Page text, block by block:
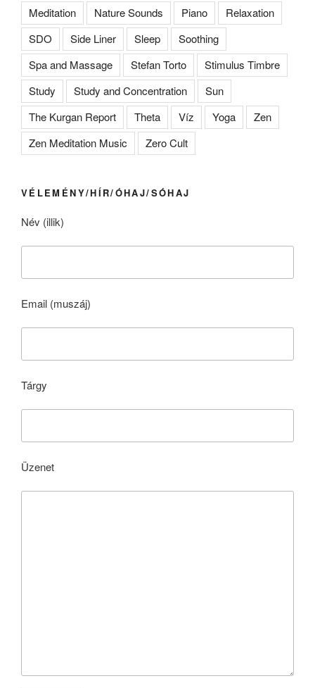
Meditation Nature Sounds Piano
Relaxation
SDO
Side Liner Sleep
Soothing
Spa and Massage
Stefan Torto
Stimulus Timbre
Study
Study and Concentration
Sun
The Kurgan Report
Theta Víz Yoga
Zen
Zen Meditation Music
Zero Cult
VÉLEMÉNY/HÍR/ÓHAJ/SÓHAJ
Név (illik)
Email (muszáj)
Tárgy
Üzenet